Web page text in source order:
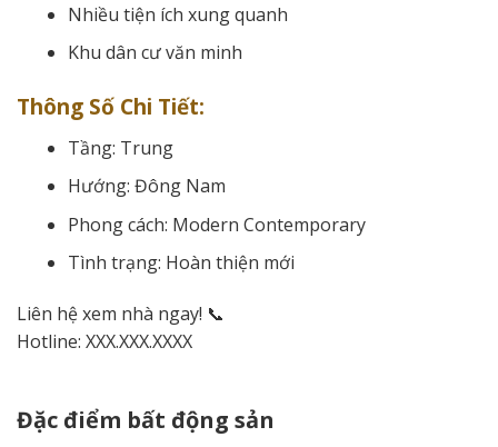
Nhiều tiện ích xung quanh
Khu dân cư văn minh
Thông Số Chi Tiết:
Tầng: Trung
Hướng: Đông Nam
Phong cách: Modern Contemporary
Tình trạng: Hoàn thiện mới
Liên hệ xem nhà ngay! 📞
Hotline: XXX.XXX.XXXX
Đặc điểm bất động sản